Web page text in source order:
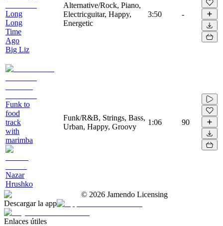
Long
Long
Time
Ago
Big Liz
Alternative/Rock, Piano,
Electricguitar, Happy,
Energetic
3:50 -
Funk to
food
track
with
marimba
Nazar
Hrushko
Funk/R&B, Strings, Bass,
Urban, Happy, Groovy
1:06 90
© 2026 Jamendo Licensing
Descargar la app
Enlaces útiles